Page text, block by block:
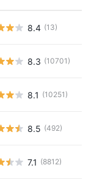
8.4 (13)
8.3 (10701)
8.1 (10251)
8.5 (492)
7.1 (8812)